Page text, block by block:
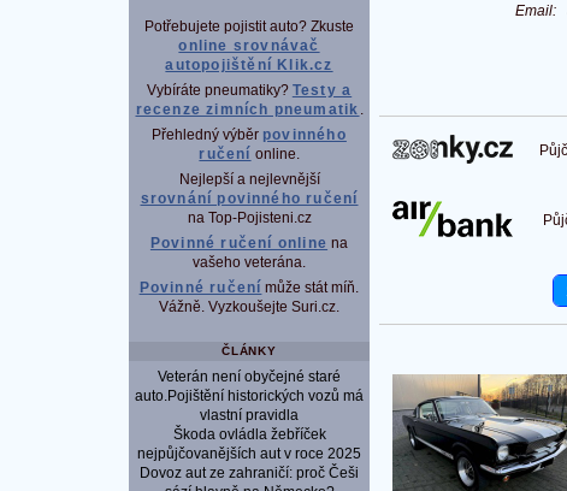
Potřebujete pojistit auto? Zkuste
online srovnávač
autopojištění Klik.cz
Vybíráte pneumatiky? Testy a
recenze zimních pneumatik .
Přehledný výběr povinného
ručení online.
Nejlepší a nejlevnější
srovnání povinného ručení
na Top-Pojisteni.cz
Povinné ručení online na
vašeho veterána.
Povinné ručení může stát míň.
Vážně. Vyzkoušejte Suri.cz.
ČLÁNKY
Veterán není obyčejné staré
auto.Pojištění historických vozů má
vlastní pravidla
Škoda ovládla žebříček
nejpůjčovanějších aut v roce 2025
Dovoz aut ze zahraničí: proč Češi
Email: